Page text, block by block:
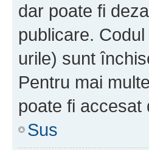
dar poate fi
publicare.
urile) sunt
Pentru mai
poate fi accesat
Sus